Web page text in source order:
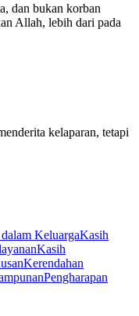
dan bukan korban
Allah, lebih dari pada
kelaparan, tetapi
KeluargaKasih
Kasih
Kerendahan
Pengharapan